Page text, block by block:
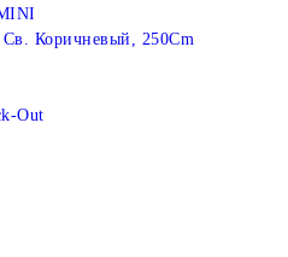
Коричневый, 250Cm
Out